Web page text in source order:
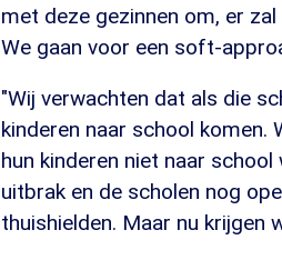
met deze gezinnen om, er
We gaan voor een soft-
"Wij verwachten dat als die
kinderen naar school komen.
hun kinderen niet naar
uitbrak en de scholen nog
thuishielden. Maar nu krijgen